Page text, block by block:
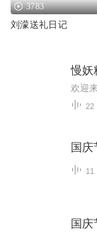
3783
刘濛送礼日记
慢妖
22
国庆
11
国庆